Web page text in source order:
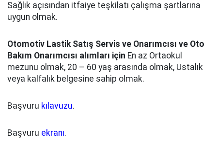
Sağlık açısından itfaiye teşkilatı çalışma şartlarına
uygun olmak.
Otomotiv Lastik Satış Servis ve Onarımcısı ve Oto
Bakım Onarımcısı alımları için En az Ortaokul
mezunu olmak, 20 – 60 yaş arasında olmak, Ustalık
veya kalfalık belgesine sahip olmak.
Başvuru kılavuzu.
Başvuru ekranı.